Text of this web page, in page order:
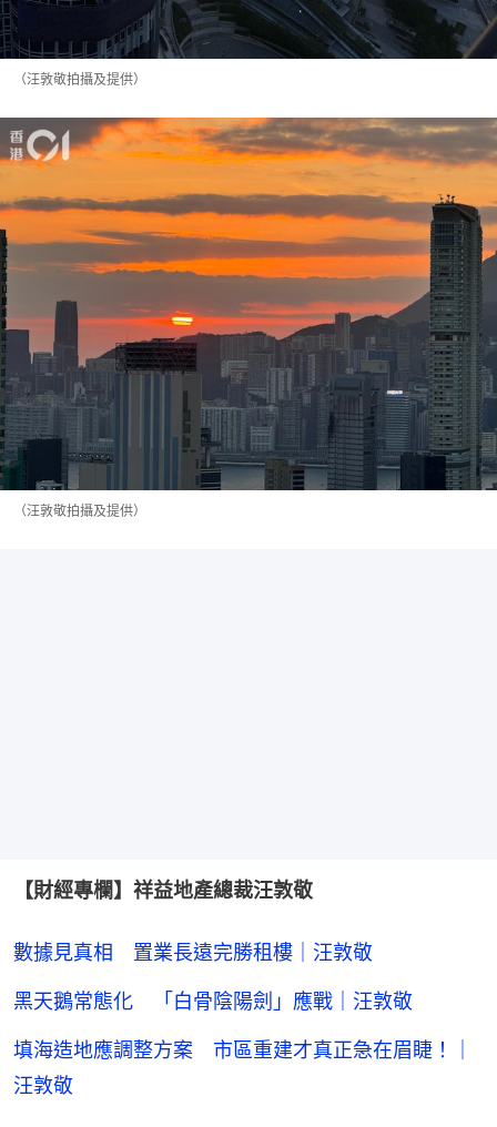
（汪敦敬拍攝及提供）
（汪敦敬拍攝及提供）
【財經專欄】祥益地產總裁汪敦敬
數據見真相 置業長遠完勝租樓｜汪敦敬
黑天鵝常態化 「白骨陰陽劍」應戰｜汪敦敬
填海造地應調整方案 市區重建才真正急在眉睫！｜
汪敦敬